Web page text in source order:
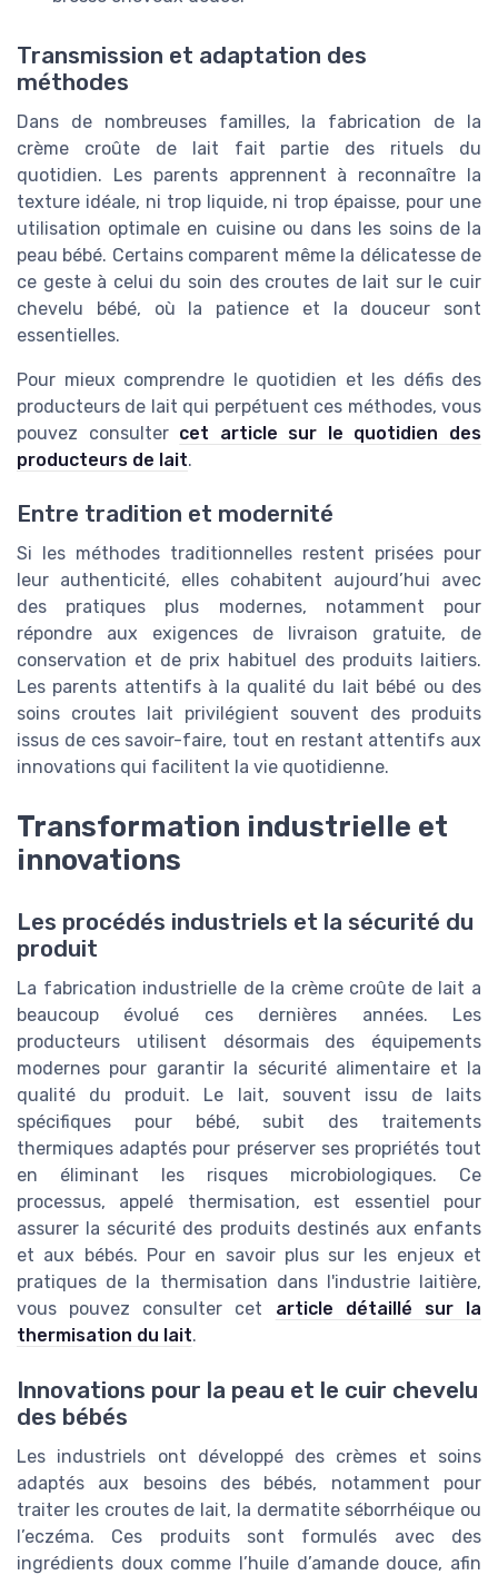
Transmission et adaptation des
méthodes
Dans de nombreuses familles, la fabrication de la
crème croûte de lait fait partie des rituels du
quotidien. Les parents apprennent à reconnaître la
texture idéale, ni trop liquide, ni trop épaisse, pour une
utilisation optimale en cuisine ou dans les soins de la
peau bébé. Certains comparent même la délicatesse de
ce geste à celui du soin des croutes de lait sur le cuir
chevelu bébé, où la patience et la douceur sont
essentielles.
Pour mieux comprendre le quotidien et les défis des
producteurs de lait qui perpétuent ces méthodes, vous
pouvez consulter cet article sur le quotidien des
producteurs de lait.
Entre tradition et modernité
Si les méthodes traditionnelles restent prisées pour
leur authenticité, elles cohabitent aujourd’hui avec
des pratiques plus modernes, notamment pour
répondre aux exigences de livraison gratuite, de
conservation et de prix habituel des produits laitiers.
Les parents attentifs à la qualité du lait bébé ou des
soins croutes lait privilégient souvent des produits
issus de ces savoir-faire, tout en restant attentifs aux
innovations qui facilitent la vie quotidienne.
Transformation industrielle et
innovations
Les procédés industriels et la sécurité du
produit
La fabrication industrielle de la crème croûte de lait a
beaucoup évolué ces dernières années. Les
producteurs utilisent désormais des équipements
modernes pour garantir la sécurité alimentaire et la
qualité du produit. Le lait, souvent issu de laits
spécifiques pour bébé, subit des traitements
thermiques adaptés pour préserver ses propriétés tout
en éliminant les risques microbiologiques. Ce
processus, appelé thermisation, est essentiel pour
assurer la sécurité des produits destinés aux enfants
et aux bébés. Pour en savoir plus sur les enjeux et
pratiques de la thermisation dans l'industrie laitière,
vous pouvez consulter cet article détaillé sur la
thermisation du lait.
Innovations pour la peau et le cuir chevelu
des bébés
Les industriels ont développé des crèmes et soins
adaptés aux besoins des bébés, notamment pour
traiter les croutes de lait, la dermatite séborrhéique ou
l’eczéma. Ces produits sont formulés avec des
ingrédients doux comme l’huile d’amande douce, afin